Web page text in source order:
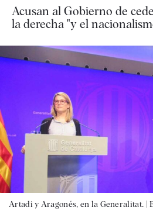
Acusan al Gobierno de
la derecha "y el
Artadi y Aragonés, en la Generalitat. |